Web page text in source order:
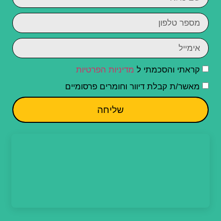
קראתי והסכמתי ל מדיניות הפרטיות
מאשר/ת קבלת דיוור וחומרים פרסומיים
שליחה